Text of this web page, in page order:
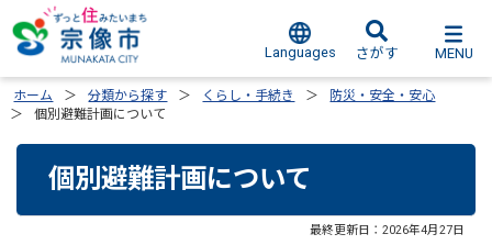
Languages さがす MENU
ホーム 分類から探す くらし・手続き
防災・安全・安心
個別避難計画について
個別避難計画について
最終更新日： 2026年4月27日